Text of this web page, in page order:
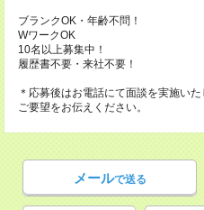
ブランクOK・年齢不問！
WワークOK
10名以上募集中！
履歴書不要・来社不要！
＊応募後はお電話にて面談を実施い
ご要望をお伝えください。
メールで送る